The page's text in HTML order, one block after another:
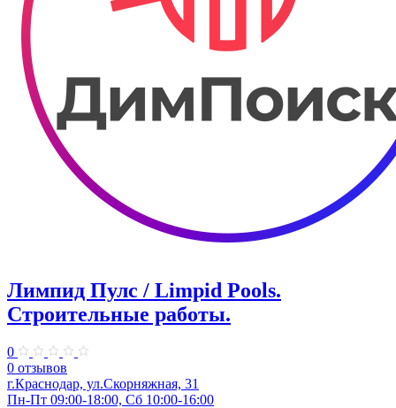
Лимпид Пулс / Limpid Pools.
Строительные работы.
0
0 отзывов
г.Краснодар, ул.Скорняжная, 31
Пн-Пт 09:00-18:00, Сб 10:00-16:00